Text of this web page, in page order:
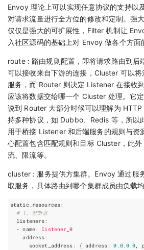
Envoy 理论上可以实现任意协议的支持以
对请求流量进行全方位的修改和定制。强
仅仅是强大的可扩展性，Filter 机制让
入社区源码的基础上对 Envoy 做各个方面
route : 路由规则配置，即将请求路由到后
可以接收来自下游的连接，Cluster 可以
服务，而 Router 则决定 Listener 在接收
应该将数据交给哪一个 Cluster 处理。它
说到 Router 大部分时候可以理解为
持多种协议，如 Dubbo、Redis 等，所以
用于桥接 Listener 和后端服务的规则与资
心配置包含匹配规则和目标 Cluster，此
流、限流等。
cluster : 服务提供方集群。Envoy 通过服
取服务，具体路由到哪个集群成员由负载均
static_resources:
# 1. 监听器
listeners:
- name:
listener_0
address:
socket_address : { address: 0.0.0.0,